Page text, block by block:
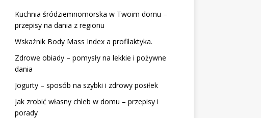
Kuchnia śródziemnomorska w Twoim domu –
przepisy na dania z regionu
Wskaźnik Body Mass Index a profilaktyka.
Zdrowe obiady – pomysły na lekkie i pożywne
dania
Jogurty – sposób na szybki i zdrowy posiłek
Jak zrobić własny chleb w domu – przepisy i
porady